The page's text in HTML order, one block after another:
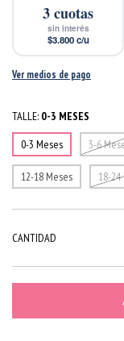
3cuotas
sin interés
$3.800c/u
Ver medios de pago
TALLE: 0-3 MESES
0-3 Meses
3-6
12-18 Meses 18-
CANTIDAD